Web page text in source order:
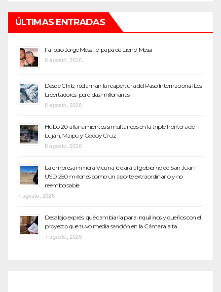
ÚLTIMAS ENTRADAS
Falleció Jorge Messi, el papá de Lionel Messi
8 agosto, 2026
Desde Chile, reclaman la reapertura del Paso Internacional Los
Libertadores: pérdidas millonarias
8 agosto, 2026
Hubo 20 allanamientos simultáneos en la triple frontera de
Luján, Maipú y Godoy Cruz
8 agosto, 2026
La empresa minera Vicuña le dará al gobierno de San Juan
U$D 250 millones cómo un aporte extraordinario y no
reembolsable
7 agosto, 2026
Desalojo exprés: qué cambiaría para inquilinos y dueños con el
proyecto que tuvo media sanción en la Cámara alta
7 agosto, 2026